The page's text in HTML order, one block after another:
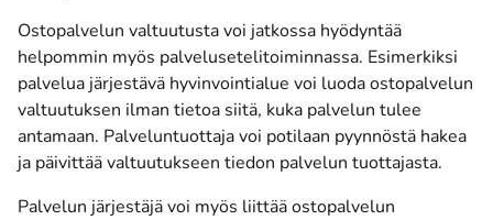
Ostopalvelun valtuutusta voi jatkossa hyödyntää
helpommin myös palvelusetelitoiminnassa. Esimerkiksi
palvelua järjestävä hyvinvointialue voi luoda ostopalvelun
valtuutuksen ilman tietoa siitä, kuka palvelun tulee
antamaan. Palveluntuottaja voi potilaan pyynnöstä hakea
ja päivittää valtuutukseen tiedon palvelun tuottajasta.
Palvelun järjestäjä voi myös liittää ostopalvelun